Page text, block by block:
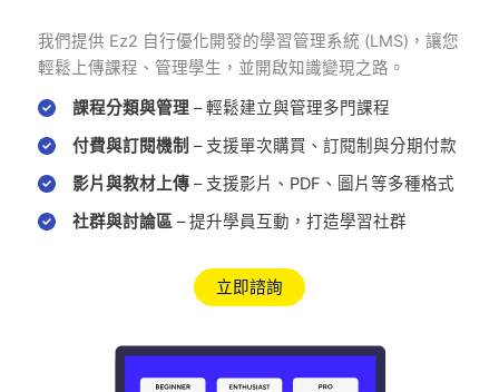
我們提供 Ez2 自行優化開發的學習管理系統 (LMS)，讓您
輕鬆上傳課程、管理學生，並開啟知識變現之路。
課程分類與管理 – 輕鬆建立與管理多門課程
付費與訂閱機制 – 支援單次購買、訂閱制與分期付款
影片與教材上傳 – 支援影片、PDF、圖片等多種格式
社群與討論區 – 提升學員互動，打造學習社群
立即諮詢